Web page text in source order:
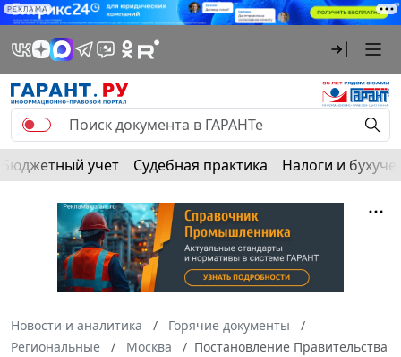
РЕКЛАМА
Бюджетный учет Судебная практика Налоги и
Новости и аналитика
Горячие документы
Региональные
Москва
Постановление Правительства